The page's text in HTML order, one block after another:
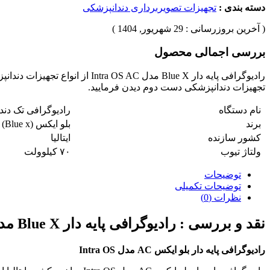
دسته بندی : تجهیزات تصویربرداری دندانپزشکی
( آخرین بروزرسانی : 29 شهریور, 1404 )
بررسی اجمالی محصول
تجهیزات دندانپزشکی دست دوم دیدن فرمایید.
نام دستگاه
رادیوگرافی تک
برند
بلو ایکس (Blue x)
کشور سازنده
ایتالیا
ولتاژ تیوب
توضیحات
توضیحات تکمیلی
نظرات (0)
نقد و بررسی : رادیوگرافی پایه دار Blue X مدل Intra OS AC
رادیوگرافی پایه دار بلو ایکس AC مدل Intra OS